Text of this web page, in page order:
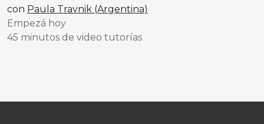
con Paula Travnik (Argentina)
Empezá hoy
45 minutos de video tutorías